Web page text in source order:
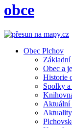
obce
Obec Plchov
Obec a
Historie
Spolky
Aktuální